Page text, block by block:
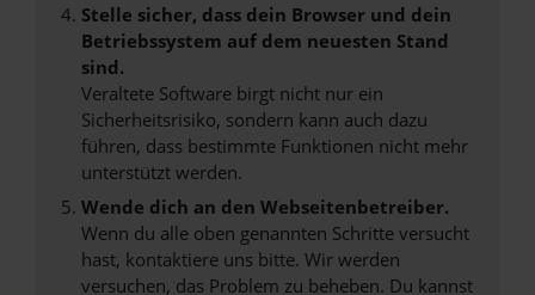
Stelle sicher, dass dein Browser und dein
Betriebssystem auf dem neuesten Stand
sind.
Veraltete Software birgt nicht nur ein
Sicherheitsrisiko, sondern kann auch dazu
führen, dass bestimmte Funktionen nicht mehr
unterstützt werden.
Wende dich an den Webseitenbetreiber.
Wenn du alle oben genannten Schritte versucht
hast, kontaktiere uns bitte. Wir werden
versuchen, das Problem zu beheben. Du kannst